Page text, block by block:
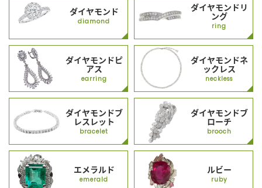
ダイヤモンド
diamond
ダイヤモンドリ
ング
ring
ダイヤモンドピ
アス
earring
ダイヤモンドネ
ックレス
neckless
ダイヤモンドブ
レスレット
bracelet
ダイヤモンドブ
ローチ
brooch
エメラルド
emerald
ルビー
ruby